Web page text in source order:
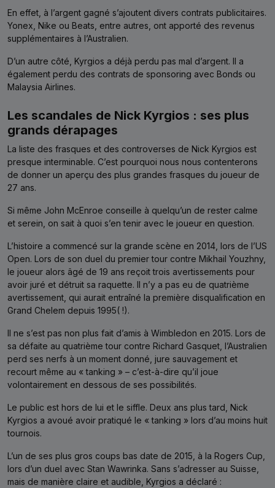
En effet, à l’argent gagné s’ajoutent divers contrats publicitaires.
Yonex, Nike ou Beats, entre autres, ont apporté des revenus
supplémentaires à l’Australien.
D’un autre côté, Kyrgios a déjà perdu pas mal d’argent. Il a
également perdu des contrats de sponsoring avec Bonds ou
Malaysia Airlines.
Les scandales de Nick Kyrgios : ses plus
grands dérapages
La liste des frasques et des controverses de Nick Kyrgios est
presque interminable. C’est pourquoi nous nous contenterons
de donner un aperçu des plus grandes frasques du joueur de
27 ans.
Si même John McEnroe conseille à quelqu’un de rester calme
et serein, on sait à quoi s’en tenir avec le joueur en question.
L’histoire a commencé sur la grande scène en 2014, lors de l’US
Open. Lors de son duel du premier tour contre Mikhail Youzhny,
le joueur alors âgé de 19 ans reçoit trois avertissements pour
avoir juré et détruit sa raquette. Il n’y a pas eu de quatrième
avertissement, qui aurait entraîné la première disqualification en
Grand Chelem depuis 1995( !).
Il ne s’est pas non plus fait d’amis à Wimbledon en 2015. Lors de
sa défaite au quatrième tour contre Richard Gasquet, l’Australien
perd ses nerfs à un moment donné, jure sauvagement et
recourt même au « tanking » – c’est-à-dire qu’il joue
volontairement en dessous de ses possibilités.
Le public est hors de lui et le siffle. Deux ans plus tard, Nick
Kyrgios a avoué avoir pratiqué le « tanking » lors d’au moins huit
tournois.
L’un de ses plus gros coups bas date de 2015, à la Rogers Cup,
lors d’un duel avec Stan Wawrinka. Sans s’adresser au Suisse,
mais de manière claire et audible, Kyrgios a déclaré :